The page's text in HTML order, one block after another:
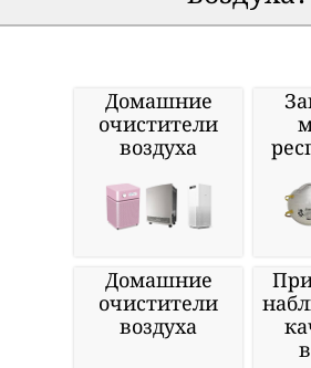
Домашние
очистители
воздуха
Домашние
очистители
воздуха